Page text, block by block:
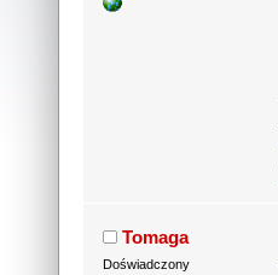
Tomaga
Doświadczony